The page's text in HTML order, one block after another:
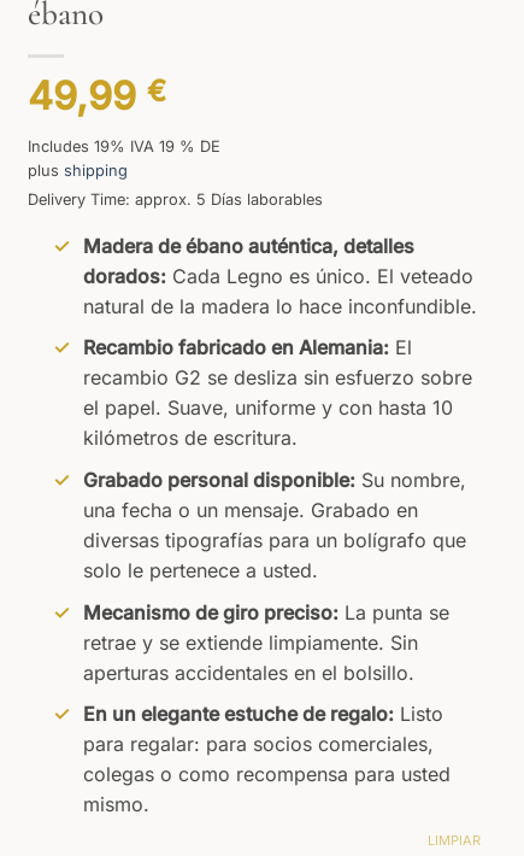
ébano
49,99 €
Includes 19% IVA 19 % DE
plus shipping
Delivery Time: approx. 5 Días laborables
Madera de ébano auténtica, detalles
dorados:Cada Legno es único. El veteado
natural de la madera lo hace inconfundible.
Recambio fabricado en Alemania:El
recambio G2 se desliza sin esfuerzo sobre
el papel. Suave, uniforme y con hasta 10
kilómetros de escritura.
Grabado personal disponible:Su nombre,
una fecha o un mensaje. Grabado en
diversas tipografías para un bolígrafo que
solo le pertenece a usted.
Mecanismo de giro preciso:La punta se
retrae y se extiende limpiamente. Sin
aperturas accidentales en el bolsillo.
En un elegante estuche de regalo:Listo
para regalar: para socios comerciales,
colegas o como recompensa para usted
mismo.
LIMPIAR